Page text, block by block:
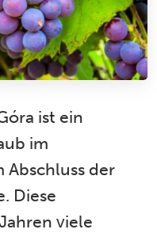
ist ein
im
Abschluss der
Diese
viele